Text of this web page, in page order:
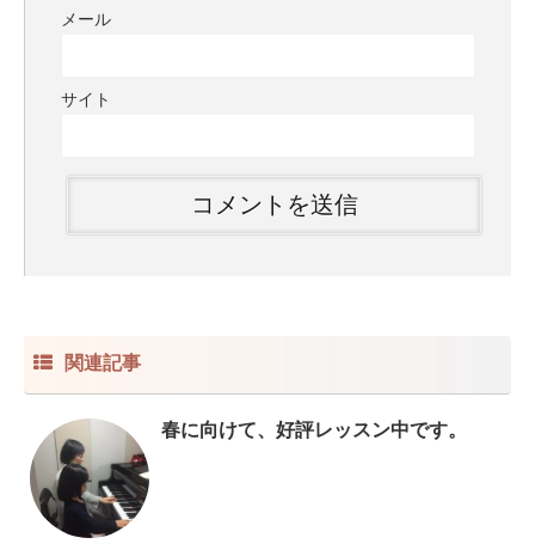
メール
サイト
関連記事
春に向けて、好評レッスン中です。